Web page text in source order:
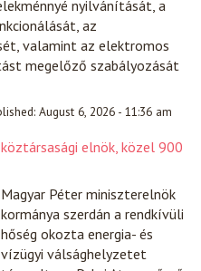
nyilvánítását, a
az
valamint az elektromos
megelőző szabályozását
August 6, 2026 - 11:36 am
elnök, közel 900
Magyar Péter miniszterelnök
kormánya szerdán a rendkívüli
hőség okozta energia- és
vízügyi válsághelyzetet